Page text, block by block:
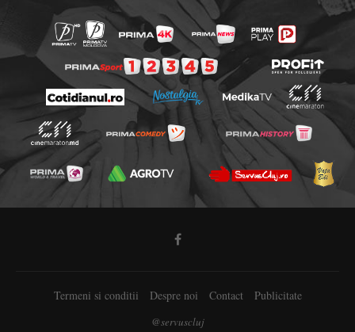
Termeni si conditii Despre noi Contact Publicitate
@servuscluj